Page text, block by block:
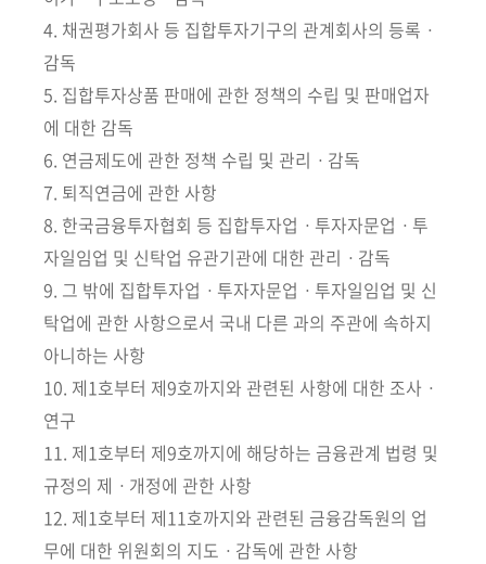
4. 채권평가회사 등 집합투자기구의 관계회사의 등록ㆍ
감독
5. 집합투자상품 판매에 관한 정책의 수립 및 판매업자
에 대한 감독
6. 연금제도에 관한 정책 수립 및 관리ㆍ감독
7. 퇴직연금에 관한 사항
8. 한국금융투자협회 등 집합투자업ㆍ투자자문업ㆍ투
자일임업 및 신탁업 유관기관에 대한 관리ㆍ감독
9. 그 밖에 집합투자업ㆍ투자자문업ㆍ투자일임업 및 신
탁업에 관한 사항으로서 국내 다른 과의 주관에 속하지
아니하는 사항
10. 제1호부터 제9호까지와 관련된 사항에 대한 조사ㆍ
연구
11. 제1호부터 제9호까지에 해당하는 금융관계 법령 및
규정의 제ㆍ개정에 관한 사항
12. 제1호부터 제11호까지와 관련된 금융감독원의 업
무에 대한 위원회의 지도ㆍ감독에 관한 사항